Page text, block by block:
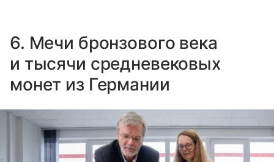
6. Мечи бронзового века
и тысячи средневековых
монет из Германии